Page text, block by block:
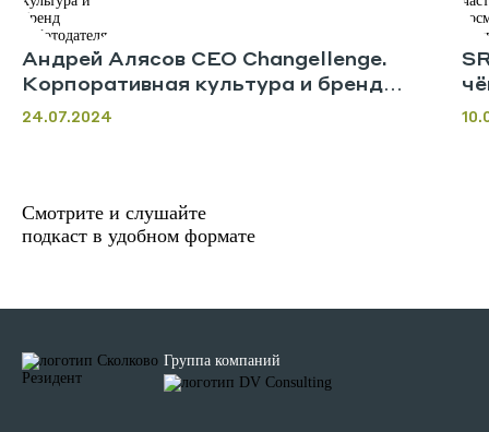
Андрей Алясов CEO Changellenge.
Корпоративная культура и бренд
работодателя
24.07.2024
Смотрите и слушайте
подкаст в удобном формате
Группа компаний